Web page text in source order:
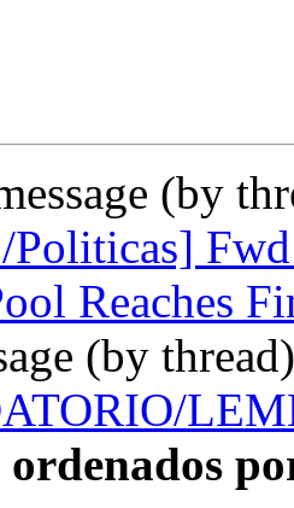
(by
Reaches
(by
ordenados